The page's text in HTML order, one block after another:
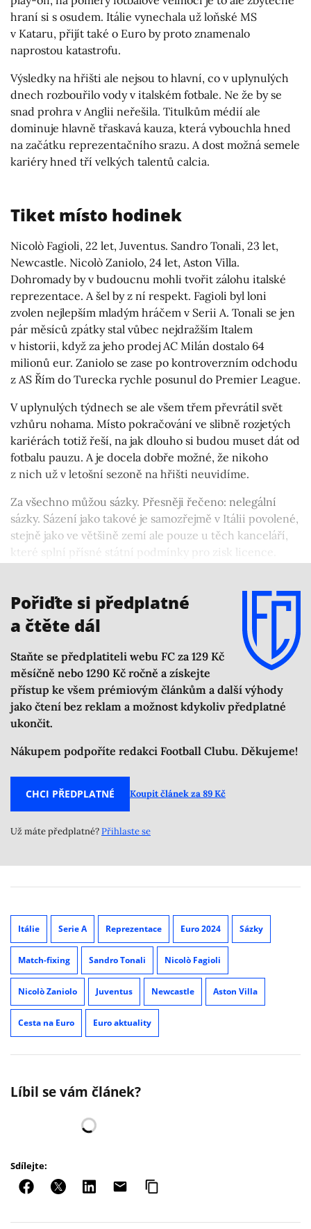
hraní si s osudem. Itálie vynechala už loňské MS
v Kataru, přijít také o Euro by proto znamenalo
naprostou katastrofu.
Výsledky na hřišti ale nejsou to hlavní, co v uplynulých
dnech rozbouřilo vody v italském fotbale. Ne že by se
snad prohra v Anglii neřešila. Titulkům médií ale
dominuje hlavně třaskavá kauza, která vybouchla hned
na začátku reprezentačního srazu. A dost možná semele
kariéry hned tří velkých talentů calcia.
Tiket místo hodinek
Nicolò Fagioli, 22 let, Juventus. Sandro Tonali, 23 let,
Newcastle. Nicolò Zaniolo, 24 let, Aston Villa.
Dohromady by v budoucnu mohli tvořit zálohu italské
reprezentace. A šel by z ní respekt. Fagioli byl loni
zvolen nejlepším mladým hráčem v Serii A. Tonali se jen
pár měsíců zpátky stal vůbec nejdražším Italem
v historii, když za jeho prodej AC Milán dostalo 64
milionů eur. Zaniolo se zase po kontroverzním odchodu
z AS Řím do Turecka rychle posunul do Premier League.
V uplynulých týdnech se ale všem třem převrátil svět
vzhůru nohama. Místo pokračování ve slibně rozjetých
kariérách totiž řeší, na jak dlouho si budou muset dát od
fotbalu pauzu. A je docela dobře možné, že nikoho
z nich už v letošní sezoně na hřišti neuvidíme.
Za všechno můžou sázky. Přesněji řečeno: nelegální
sázky. Sázení jako takové je samozřejmě v Itálii povolené,
stejně jako ve většině zemí ale pouze u těch kanceláří,
které splní přísné státní podmínky pro zisk licence.
Pořiďte si předplatné
a čtěte dál
Staňte se předplatiteli webu FC za 129 Kč
měsíčně nebo 1290 Kč ročně a získejte
přístup ke všem prémiovým článkům a další výhody
jako čtení bez reklam a možnost kdykoliv předplatné
ukončit.
Nákupem podpoříte redakci Football Clubu. Děkujeme!
CHCI PŘEDPLATNÉ Koupit článek za 89 Kč
Už máte předplatné?Přihlaste se
Itálie Serie A Reprezentace Euro 2024 Sázky
Match-fixing Sandro Tonali Nicolò Fagioli
Nicolò Zaniolo Juventus Newcastle Aston Villa
Cesta na Euro Euro aktuality
Líbil se vám článek?
Sdílejte: